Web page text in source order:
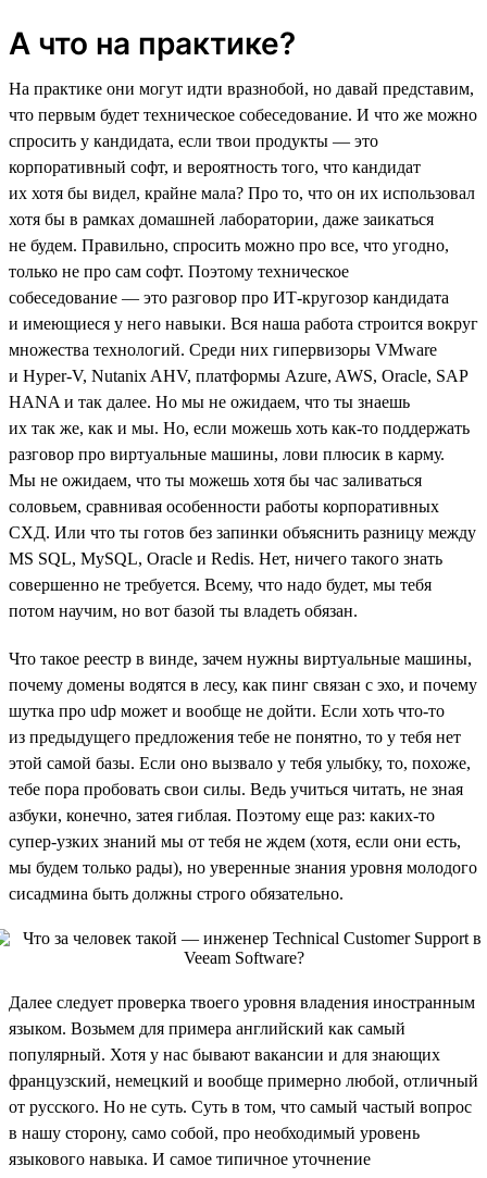
А что на практике?
На практике они могут идти вразнобой, но давай представим,
что первым будет техническое собеседование. И что же можно
спросить у кандидата, если твои продукты — это
корпоративный софт, и вероятность того, что кандидат
их хотя бы видел, крайне мала? Про то, что он их использовал
хотя бы в рамках домашней лаборатории, даже заикаться
не будем. Правильно, спросить можно про все, что угодно,
только не про сам софт. Поэтому техническое
собеседование — это разговор про ИТ-кругозор кандидата
и имеющиеся у него навыки. Вся наша работа строится вокруг
множества технологий. Среди них гипервизоры VMware
и Hyper-V, Nutanix AHV, платформы Azure, AWS, Oracle, SAP
HANA и так далее. Но мы не ожидаем, что ты знаешь
их так же, как и мы. Но, если можешь хоть как-то поддержать
разговор про виртуальные машины, лови плюсик в карму.
Мы не ожидаем, что ты можешь хотя бы час заливаться
соловьем, сравнивая особенности работы корпоративных
СХД. Или что ты готов без запинки объяснить разницу между
MS SQL, MySQL, Oracle и Redis. Нет, ничего такого знать
совершенно не требуется. Всему, что надо будет, мы тебя
потом научим, но вот базой ты владеть обязан.
Что такое реестр в винде, зачем нужны виртуальные машины,
почему домены водятся в лесу, как пинг связан с эхо, и почему
шутка про udp может и вообще не дойти. Если хоть что-то
из предыдущего предложения тебе не понятно, то у тебя нет
этой самой базы. Если оно вызвало у тебя улыбку, то, похоже,
тебе пора пробовать свои силы. Ведь учиться читать, не зная
азбуки, конечно, затея гиблая. Поэтому еще раз: каких-то
супер-узких знаний мы от тебя не ждем (хотя, если они есть,
мы будем только рады), но уверенные знания уровня молодого
сисадмина быть должны строго обязательно.
Далее следует проверка твоего уровня владения иностранным
языком. Возьмем для примера английский как самый
популярный. Хотя у нас бывают вакансии и для знающих
французский, немецкий и вообще примерно любой, отличный
от русского. Но не суть. Суть в том, что самый частый вопрос
в нашу сторону, само собой, про необходимый уровень
языкового навыка. И самое типичное уточнение